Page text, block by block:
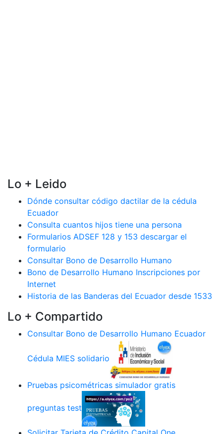
Lo + Leido
Dónde consultar código dactilar de la cédula
Ecuador
Consulta cuantos hijos tiene una persona
Formularios ADSEF 128 y 153 descargar el
formulario
Consultar Bono de Desarrollo Humano
Bono de Desarrollo Humano Inscripciones por
Internet
Historia de las Banderas del Ecuador desde 1533
Lo + Compartido
Consultar Bono de Desarrollo Humano Ecuador
Cédula MIES solidario
Pruebas psicométricas simulador gratis
preguntas test